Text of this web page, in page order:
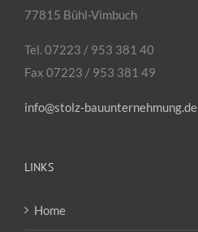
77815 Bühl-Vimbuch
Tel. 07223 / 953 381 40
Fax 07223 / 953 381 49
info@stolz-bauunternehmung.de
LINKS
Home